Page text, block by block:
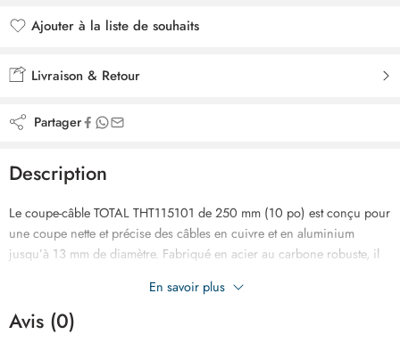
Ajouter à la liste de souhaits
Livraison & Retour
Partager
Description
Le coupe-câble TOTAL THT115101 de 250 mm (10 po) est conçu pour
une coupe nette et précise des câbles en cuivre et en aluminium
jusqu’à 13 mm de diamètre. Fabriqué en acier au carbone robuste, il
travaux électriques professionnels ou domestiques.
En savoir plus
Avis (0)